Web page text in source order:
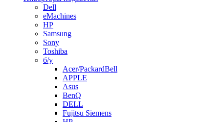
Dell
eMachines
HP
Samsung
Sony
Toshiba
б/у
Acer/PackardBell
APPLE
Asus
BenQ
DELL
Fujitsu Siemens